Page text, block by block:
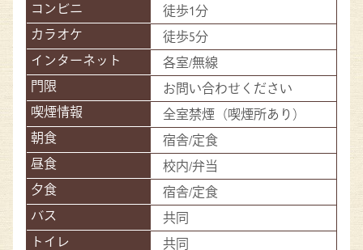
徒歩1分
徒歩5分
各室/無線
お問い合わせください
全室禁煙（喫煙所あり）
宿舎/定食
校内/弁当
宿舎/定食
共同
共同